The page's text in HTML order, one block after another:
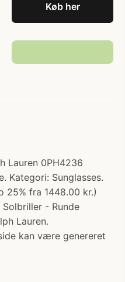
Køb her
Lauren 0PH4236
Kategori: Sunglasses.
25% fra 1448.00 kr.)
- Runde
Lauren.
kan være genereret